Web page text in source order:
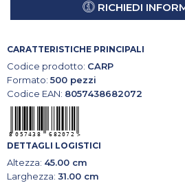
RICHIEDI
CARATTERISTICHE PRINCIPALI
Codice prodotto: CARP
Formato: 500 pezzi
Codice EAN: 8057438682072
DETTAGLI LOGISTICI
Altezza: 45.00 cm
Larghezza: 31.00 cm